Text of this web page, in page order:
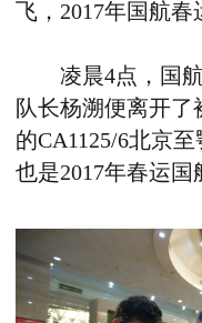
飞，2017年国航春
凌晨4点，国航
队长杨溯便离开
的CA1125/6北京
也是2017年春运国